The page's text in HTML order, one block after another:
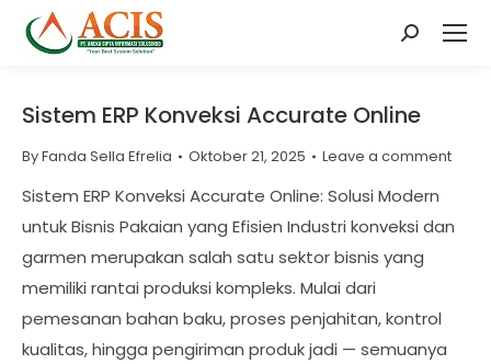
Search:
Sistem ERP Konveksi Accurate Online
ByFanda Sella Efrelia Oktober 21, 2025 Leave a comment
Sistem ERP Konveksi Accurate Online: Solusi Modern
untuk Bisnis Pakaian yang Efisien Industri konveksi dan
garmen merupakan salah satu sektor bisnis yang
memiliki rantai produksi kompleks. Mulai dari
pemesanan bahan baku, proses penjahitan, kontrol
kualitas, hingga pengiriman produk jadi — semuanya